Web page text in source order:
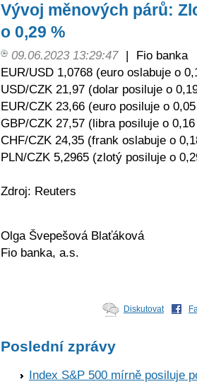
Vývoj měnových párů:
o 0,29 %
09.06.2023 13:29:47 |
Fio banka
EUR/USD 1,0768 (euro oslabuje o
USD/CZK 21,97 (dolar posiluje o
EUR/CZK 23,66 (euro posiluje o
GBP/CZK 27,57 (libra posiluje o
CHF/CZK 24,35 (frank oslabuje o
PLN/CZK 5,2965 (zlotý posiluje o
Zdroj: Reuters
Olga Švepešová Blaťáková
Fio banka, a.s.
Diskutovat
Poslední zprávy
Index S&P 500 mírně posiluje